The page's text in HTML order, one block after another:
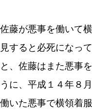
佐藤が悪事を働いて
見すると必死になっ
と、佐藤はまた悪事
うに、平成１４年８
働いた悪事で横領着